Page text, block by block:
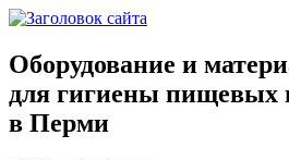
Оборудование и
для гигиены пищевых
в Перми